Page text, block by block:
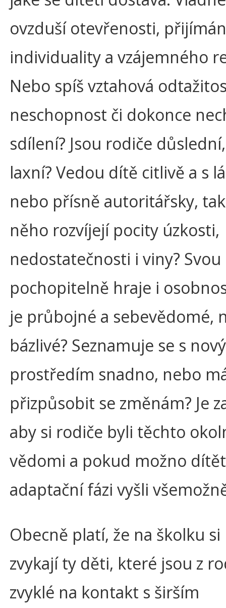
ovzduší otevřenosti,
individuality a vzájemného
Nebo spíš vztahová
neschopnost či dokonce
sdílení? Jsou rodiče
laxní? Vedou dítě citlivě a s
nebo přísně autoritářsky,
něho rozvíjejí pocity úzkosti,
nedostatečnosti i viny?
pochopitelně hraje i
je průbojné a sebevědomé,
bázlivé? Seznamuje se s
prostředím snadno, nebo
přizpůsobit se změnám? Je
aby si rodiče byli těchto
vědomi a pokud možno
adaptační fázi vyšli
Obecně platí, že na školku
zvykají ty děti, které jsou z
zvyklé na kontakt s širším